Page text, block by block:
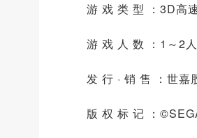
游 戏 类 型 ：3D高
游 戏 人 数 ：1～2人
发 行 · 销 售 ：世嘉
版 权 标 记 ：